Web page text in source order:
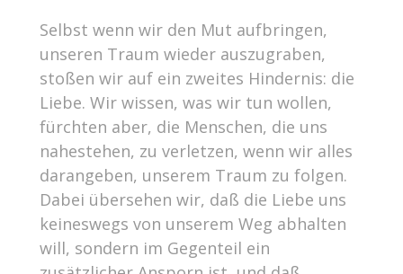
Selbst wenn wir den Mut aufbringen,
unseren Traum wieder auszugraben,
stoßen wir auf ein zweites Hindernis: die
Liebe. Wir wissen, was wir tun wollen,
fürchten aber, die Menschen, die uns
nahestehen, zu verletzen, wenn wir alles
darangeben, unserem Traum zu folgen.
Dabei übersehen wir, daß die Liebe uns
keineswegs von unserem Weg abhalten
will, sondern im Gegenteil ein